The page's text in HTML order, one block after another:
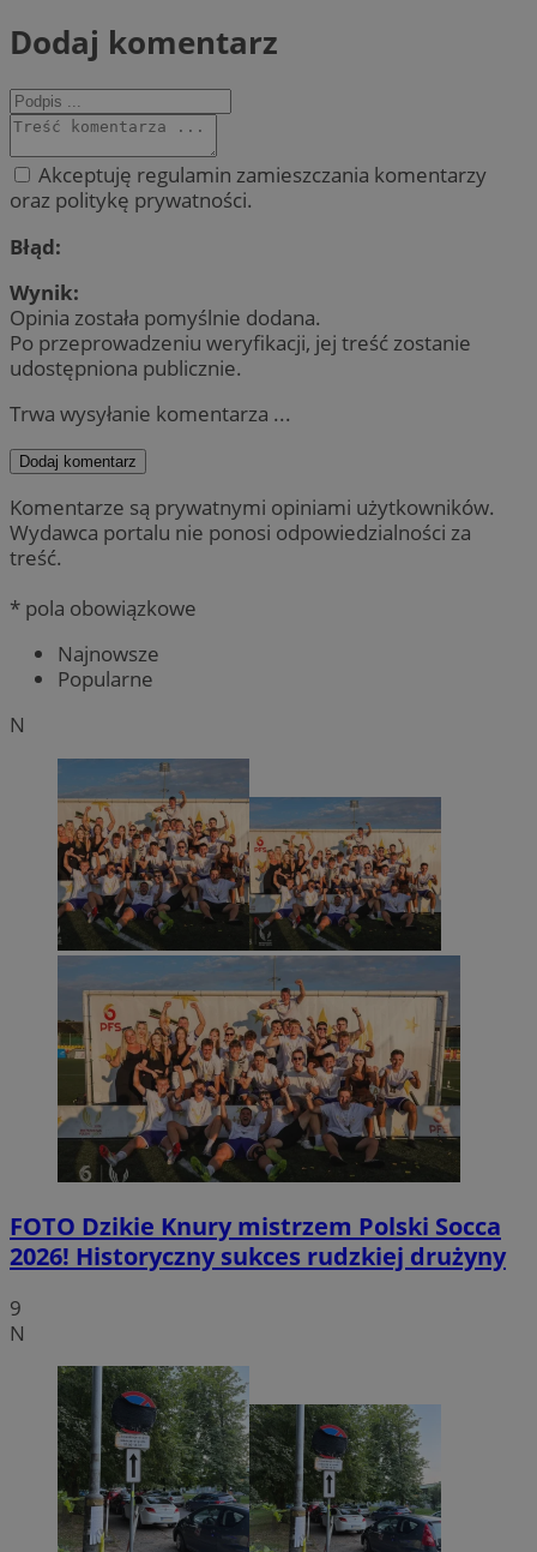
Dodaj komentarz
Akceptuję regulamin zamieszczania komentarzy
oraz politykę prywatności.
Błąd:
Wynik:
Opinia została pomyślnie dodana.
Po przeprowadzeniu weryfikacji, jej treść zostanie
udostępniona publicznie.
Trwa wysyłanie komentarza ...
Dodaj komentarz
Komentarze są prywatnymi opiniami użytkowników.
Wydawca portalu nie ponosi odpowiedzialności za
treść.
* pola obowiązkowe
Najnowsze
Popularne
N
FOTO Dzikie Knury mistrzem Polski Socca
2026! Historyczny sukces rudzkiej drużyny
9
N